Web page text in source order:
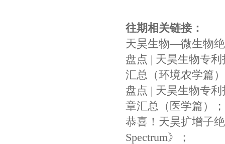
往期相关链接：
天昊生物—微生物
盘点 | 天昊生物专
汇总（环境农学篇）
盘点 | 天昊生物专
章汇总（医学篇）
；
恭喜！天昊扩增子
Spectrum》
；